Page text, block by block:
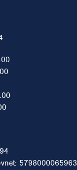
5798000065963